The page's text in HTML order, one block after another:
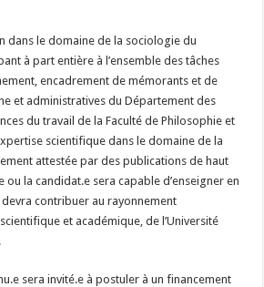
dans le domaine de la sociologie du
à part entière à l’ensemble des tâches
encadrement de mémorants et de
et administratives du Département des
du travail de la Faculté de Philosophie et
scientifique dans le domaine de la
attestée par des publications de haut
ou la candidat.e sera capable d’enseigner en
contribuer au rayonnement
et académique, de l’Université
sera invité.e à postuler à un financement